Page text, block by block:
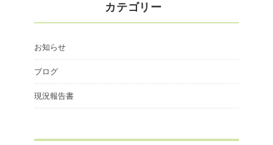
カテゴリー
お知らせ
ブログ
現況報告書